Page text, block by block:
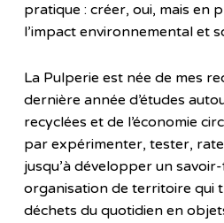
pratique : créer, oui, mais en
l’impact environnemental et
La Pulperie est née de mes
dernière année d’études
recyclées et de l’économie
par expérimenter, tester,
jusqu’à développer un
organisation de territoire qui
déchets du quotidien en